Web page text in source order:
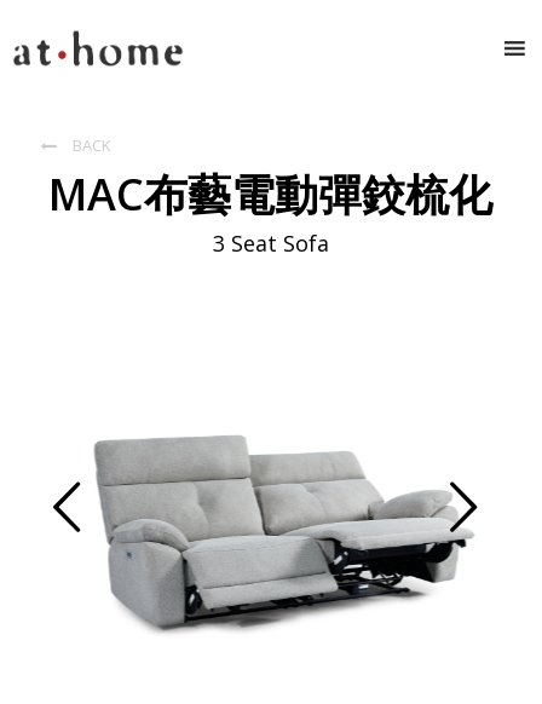
 BACK
MAC布藝電動彈鉸梳化
3 Seat Sofa
Prev